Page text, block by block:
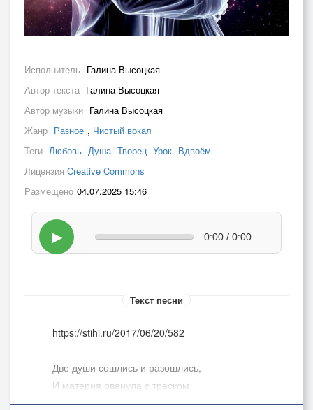
Исполнитель Галина Высоцкая
Автор текста Галина Высоцкая
Автор музыки Галина Высоцкая
Жанр Разное , Чистый вокал
Теги Любовь Душа Творец Урок Вдвоём
Лицензия Creative Commons
Размещено 04.07.2025 15:46
▶ 0:00 / 0:00
Текст песни
https://stihi.ru/2017/06/20/582
Две души сошлись и разошлись,
И материя рванула с треском,
Лучше Богу тихо помолись,